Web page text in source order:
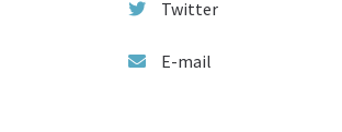
Twitter
E-mail